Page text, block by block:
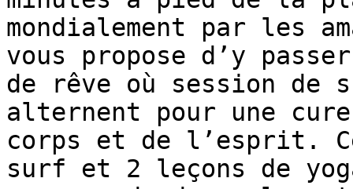
mondialement par les
vous propose d’y
de rêve où session de
alternent pour une
corps et de l’esprit.
surf et 2 leçons de